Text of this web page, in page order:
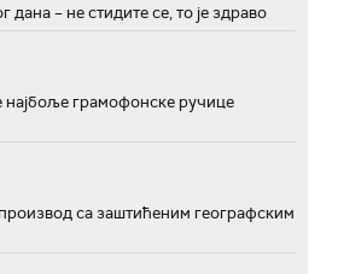
дана – не стидите се, то је здраво
најбоље грамофонске ручице
са заштићеним географским